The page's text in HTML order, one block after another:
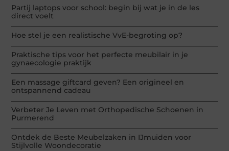
Partij laptops voor school: begin bij wat je in de les
direct voelt
Hoe stel je een realistische VvE-begroting op?
Praktische tips voor het perfecte meubilair in je
gynaecologie praktijk
Een massage giftcard geven? Een origineel en
ontspannend cadeau
Verbeter Je Leven met Orthopedische Schoenen in
Purmerend
Ontdek de Beste Meubelzaken in IJmuiden voor
Stijlvolle Woondecoratie